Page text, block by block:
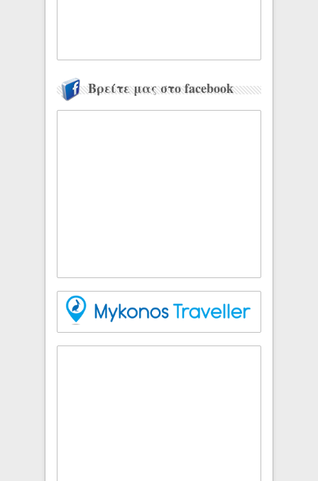
Βρείτε μας στο facebook